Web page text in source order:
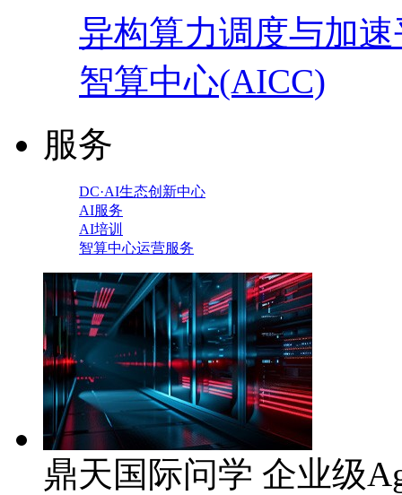
异构算力调度与加
智算中心(AICC)
服务
DC·AI生态创新中心
AI服务
AI培训
智算中心运营服务
鼎天国际问学 企业级